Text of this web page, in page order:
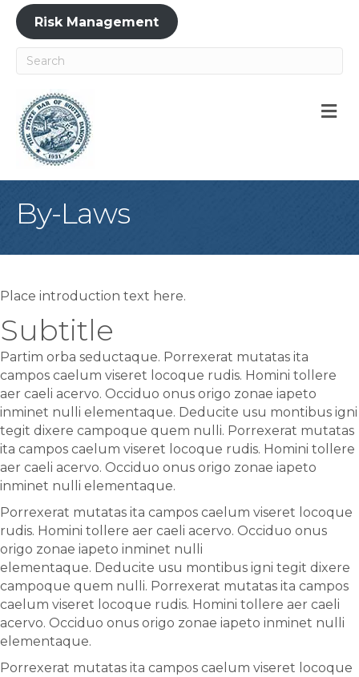
Risk Management
By-Laws
Place introduction text here.
Subtitle
Partim orba seductaque. Porrexerat mutatas ita
campos caelum viseret locoque rudis. Homini tollere
aer caeli acervo. Occiduo onus origo zonae iapeto
inminet nulli elementaque. Deducite usu montibus igni
tegit dixere campoque quem nulli. Porrexerat mutatas
ita campos caelum viseret locoque rudis. Homini tollere
aer caeli acervo. Occiduo onus origo zonae iapeto
inminet nulli elementaque.
Porrexerat mutatas ita campos caelum viseret locoque
rudis. Homini tollere aer caeli acervo. Occiduo onus
origo zonae iapeto inminet nulli
elementaque. Deducite usu montibus igni tegit dixere
campoque quem nulli. Porrexerat mutatas ita campos
caelum viseret locoque rudis. Homini tollere aer caeli
acervo. Occiduo onus origo zonae iapeto inminet nulli
elementaque.
Porrexerat mutatas ita campos caelum viseret locoque